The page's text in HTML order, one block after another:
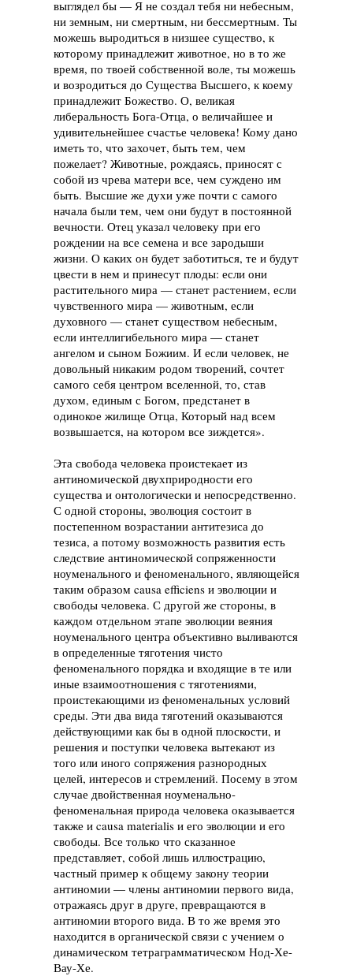
выглядел бы — Я не создал тебя ни небесным,
ни земным, ни смертным, ни бессмертным. Ты
можешь выродиться в низшее существо, к
которому принадлежит животное, но в то же
время, по твоей собственной воле, ты можешь
и возродиться до Существа Высшего, к коему
принадлежит Божество. О, великая
либеральность Бога-Отца, о величайшее и
удивительнейшее счастье человека! Кому дано
иметь то, что захочет, быть тем, чем
пожелает? Животные, рождаясь, приносят с
собой из чрева матери все, чем суждено им
быть. Высшие же духи уже почти с самого
начала были тем, чем они будут в постоянной
вечности. Отец указал человеку при его
рождении на все семена и все зародыши
жизни. О каких он будет заботиться, те и будут
цвести в нем и принесут плоды: если они
растительного мира — станет растением, если
чувственного мира — животным, если
духовного — станет существом небесным,
если интеллигибельного мира — станет
ангелом и сыном Божиим. И если человек, не
довольный никаким родом творений, сочтет
самого себя центром вселенной, то, став
духом, единым с Богом, предстанет в
одинокое жилище Отца, Который над всем
возвышается, на котором все зиждется».
Эта свобода человека проистекает из
антиномической двухприродности его
существа и онтологически и непосредственно.
С одной стороны, эволюция состоит в
постепенном возрастании антитезиса до
тезиса, а потому возможность развития есть
следствие антиномической сопряженности
ноуменального и феноменального, являющейся
таким образом causa efficiens и эволюции и
свободы человека. С другой же стороны, в
каждом отдельном этапе эволюции веяния
ноуменального центра объективно выливаются
в определенные тяготения чисто
феноменального порядка и входящие в те или
иные взаимоотношения с тяготениями,
проистекающими из феноменальных условий
среды. Эти два вида тяготений оказываются
действующими как бы в одной плоскости, и
решения и поступки человека вытекают из
того или иного сопряжения разнородных
целей, интересов и стремлений. Посему в этом
случае двойственная ноуменально-
феноменальная природа человека оказывается
также и causa materialis и его эволюции и его
свободы. Все только что сказанное
представляет, собой лишь иллюстрацию,
частный пример к общему закону теории
антиномии — члены антиномии первого вида,
отражаясь друг в друге, превращаются в
антиномии второго вида. В то же время это
находится в органической связи с учением о
динамическом тетраграмматическом Нод-Хе-
Вау-Хе.